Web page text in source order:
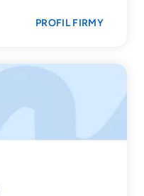
PROFIL FIRMY